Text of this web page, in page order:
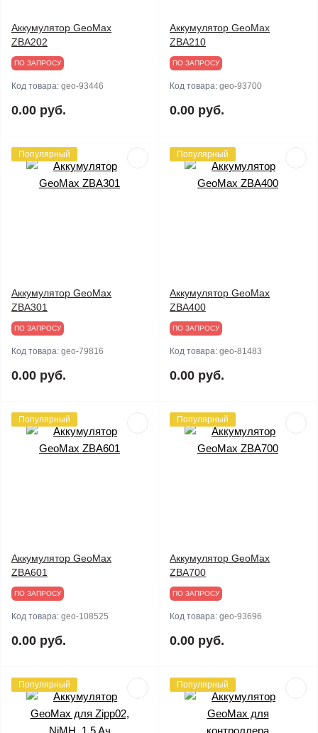
Аккумулятор GeoMax
ZBA202
ПО ЗАПРОСУ
Код товара: geo-93446
0.00 руб.
Аккумулятор GeoMax
ZBA210
ПО ЗАПРОСУ
Код товара: geo-93700
0.00 руб.
Популярный
Аккумулятор GeoMax
ZBA301
ПО ЗАПРОСУ
Код товара: geo-79816
0.00 руб.
Популярный
Аккумулятор GeoMax
ZBA400
ПО ЗАПРОСУ
Код товара: geo-81483
0.00 руб.
Популярный
Аккумулятор GeoMax
ZBA601
ПО ЗАПРОСУ
Код товара: geo-108525
0.00 руб.
Популярный
Аккумулятор GeoMax
ZBA700
ПО ЗАПРОСУ
Код товара: geo-93696
0.00 руб.
Популярный Популярный